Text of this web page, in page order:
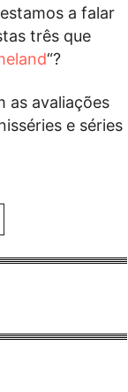
a falar
três que
“?
as avaliações
e séries